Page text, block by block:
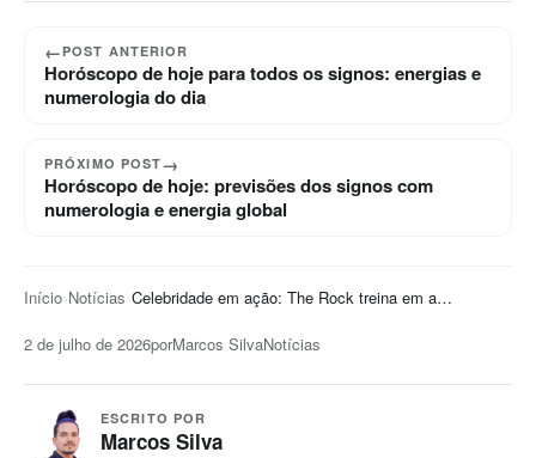
←POST ANTERIOR
Horóscopo de hoje para todos os signos: energias e
numerologia do dia
PRÓXIMO POST→
Horóscopo de hoje: previsões dos signos com
numerologia e energia global
Início Notícias Celebridade em ação: The Rock treina em academia no Rio durante turnê
2 de julho de 2026porMarcos SilvaNotícias
ESCRITO POR
Marcos Silva